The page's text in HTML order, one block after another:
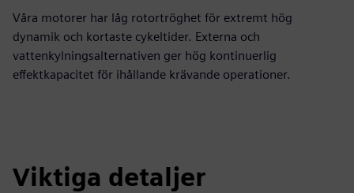
Våra motorer har låg rotortröghet för extremt hög
dynamik och kortaste cykeltider. Externa och
vattenkylningsalternativen ger hög kontinuerlig
effektkapacitet för ihållande krävande operationer.
Viktiga detaljer